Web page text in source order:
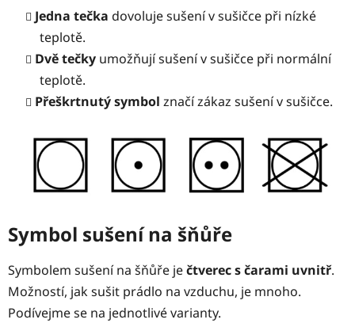
Jedna tečka dovoluje sušení v sušičce při nízké
teplotě.
Dvě tečky umožňují sušení v sušičce při normální
teplotě.
Přeškrtnutý symbol značí zákaz sušení v sušičce.
Symbol sušení na šňůře
Symbolem sušení na šňůře ječtverec s čarami uvnitř.
Možností, jak sušit prádlo na vzduchu, je mnoho.
Podívejme se na jednotlivé varianty.